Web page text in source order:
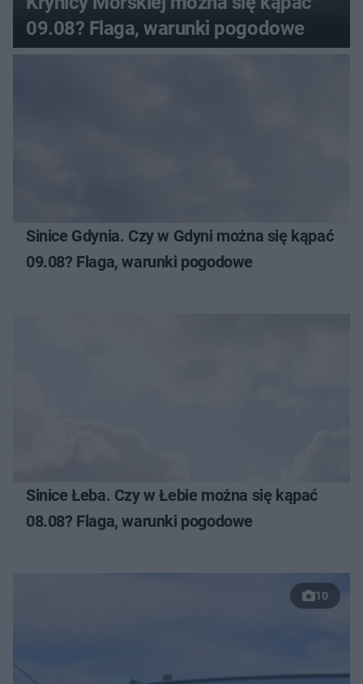
09.08? Flaga, warunki pogodowe
Sinice Gdynia. Czy w Gdyni można się kąpać
09.08? Flaga, warunki pogodowe
Sinice Łeba. Czy w Łebie można się kąpać
08.08? Flaga, warunki pogodowe
10